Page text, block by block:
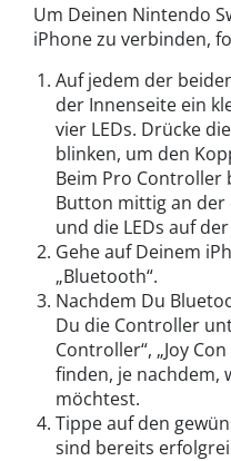
Um Deinen Nintendo
iPhone zu verbinden,
Auf jedem der
der Innenseite ein
vier LEDs. Drücke
blinken, um den
Beim Pro Controller
Button mittig an der
und die LEDs auf
Gehe auf Deinem
„Bluetooth“.
Nachdem Du
Du die Controller
Controller“, „Joy Con
finden, je nachdem,
möchtest.
Tippe auf den
sind bereits